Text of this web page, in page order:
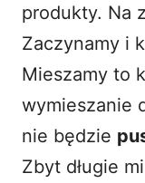
produkty. Na
Zaczynamy i
Mieszamy to
wymieszanie
nie będzie
Zbyt długie